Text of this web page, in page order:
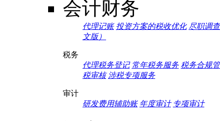
会计财务
代理记账 投资方案的税收优化 尽职调
文版）
税务
代理税务登记 常年税务服务 税务合规
税审核 涉税专项服务
审计
研发费用辅助账 年度审计 专项审计